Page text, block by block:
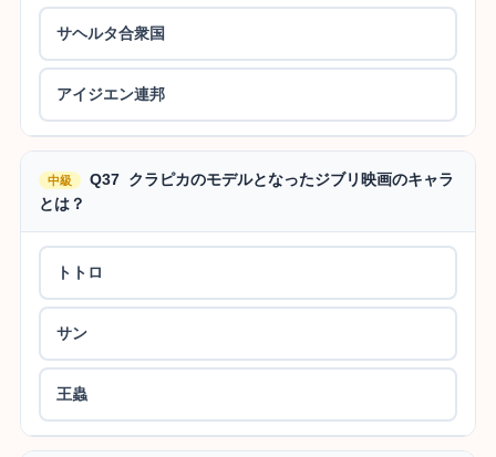
サヘルタ合衆国
アイジエン連邦
中級
Q37 クラピカのモデルとなったジブリ映画のキャラ
とは？
トトロ
サン
王蟲